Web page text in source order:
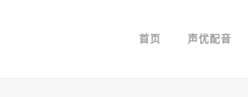
首页 声优配音